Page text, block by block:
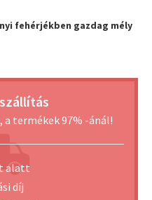
fehérjékben gazdag mély
a termékek 97% -ánál!
alatt
díj